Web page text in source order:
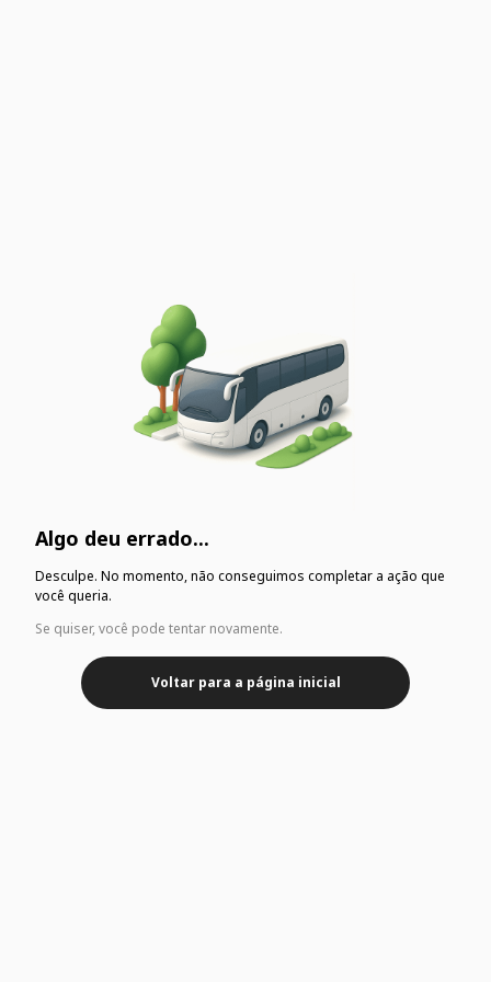
Algo deu errado...
Desculpe. No momento, não conseguimos completar a ação que
você queria.
Se quiser, você pode tentar novamente.
Voltar para a página inicial